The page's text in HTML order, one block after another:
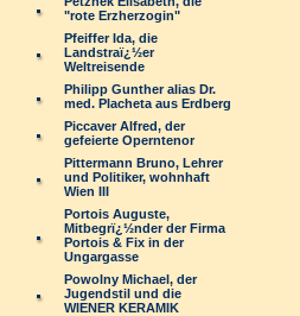
"rote Erzherzogin"
Pfeiffer Ida, die
Landstraï¿½er
Weltreisende
Philipp Gunther alias Dr.
med. Placheta aus Erdberg
Piccaver Alfred, der
gefeierte Operntenor
Pittermann Bruno, Lehrer
und Politiker, wohnhaft
Wien III
Portois Auguste,
Mitbegrï¿½nder der Firma
Portois & Fix in der
Ungargasse
Powolny Michael, der
Jugendstil und die
WIENER KERAMIK